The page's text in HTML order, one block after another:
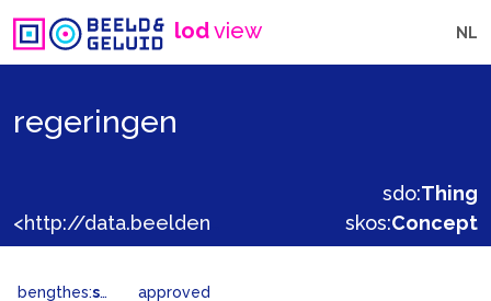
lodview NL
regeringen
sdo:Thing
skos:Concept
bengthes:status approved